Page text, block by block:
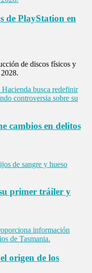
de PlayStation en
de discos físicos y
cambios en delitos
primer tráiler y
origen de los